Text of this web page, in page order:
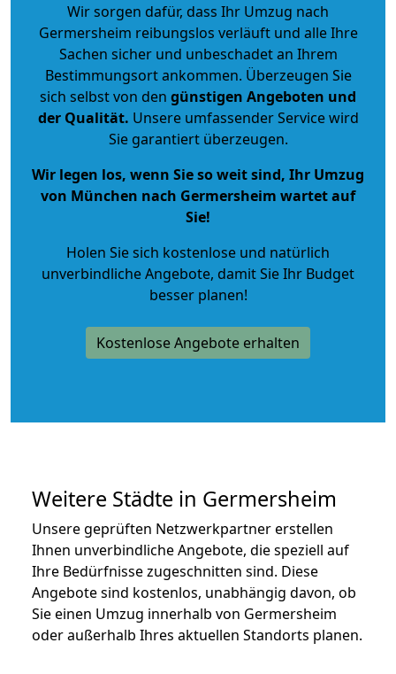
Wir sorgen dafür, dass Ihr Umzug nach
Germersheim reibungslos verläuft und alle Ihre
Sachen sicher und unbeschadet an Ihrem
Bestimmungsort ankommen. Überzeugen Sie
sich selbst von den günstigen Angeboten und
der Qualität. Unsere umfassender Service wird
Sie garantiert überzeugen.
Wir legen los, wenn Sie so weit sind, Ihr Umzug
von München nach Germersheim wartet auf
Sie!
Holen Sie sich kostenlose und natürlich
unverbindliche Angebote, damit Sie Ihr Budget
besser planen!
Kostenlose Angebote erhalten
Weitere Städte in Germersheim
Unsere geprüften Netzwerkpartner erstellen
Ihnen unverbindliche Angebote, die speziell auf
Ihre Bedürfnisse zugeschnitten sind. Diese
Angebote sind kostenlos, unabhängig davon, ob
Sie einen Umzug innerhalb von Germersheim
oder außerhalb Ihres aktuellen Standorts planen.